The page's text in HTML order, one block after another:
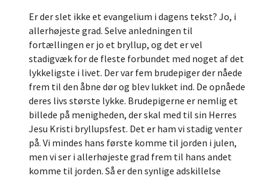
Er der slet ikke et evangelium i dagens tekst? Jo, i
allerhøjeste grad. Selve anledningen til
fortællingen er jo et bryllup, og det er vel
stadigvæk for de fleste forbundet med noget af det
lykkeligste i livet. Der var fem brudepiger der nåede
frem til den åbne dør og blev lukket ind. De opnåede
deres livs største lykke. Brudepigerne er nemlig et
billede på menigheden, der skal med til sin Herres
Jesu Kristi bryllupsfest. Det er ham vi stadig venter
på. Vi mindes hans første komme til jorden i julen,
men vi ser i allerhøjeste grad frem til hans andet
komme til jorden. Så er den synlige adskillelse